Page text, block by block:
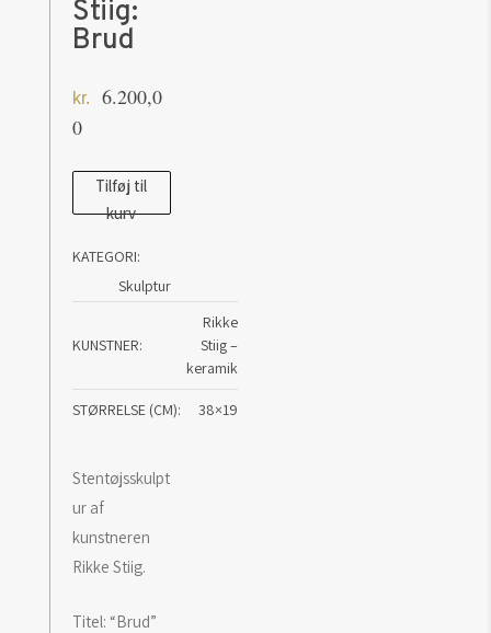
Stiig:
Brud
kr.
6.200,0
0
Skulptur
af
Brud
Tilføj til
kurv
KATEGORI:
Skulptur
KUNSTNER
Rikke
Stiig –
keramik
STØRRELSE (CM) 38×19
Stentøjsskulpt
ur af
kunstneren
Rikke Stiig.
Titel: “Brud”